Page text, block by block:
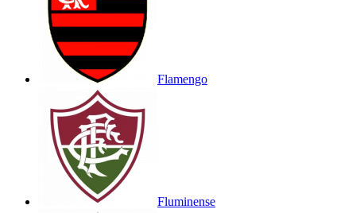
Flamengo
Fluminense